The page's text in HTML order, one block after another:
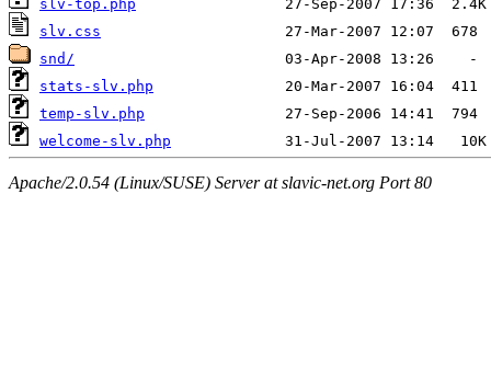
slv-top.php
slv.css
snd/
stats-slv.php
temp-slv.php
welcome-slv.php
Apache/2.0.54 (Linux/SUSE) Server at slavic-net.org Port 80